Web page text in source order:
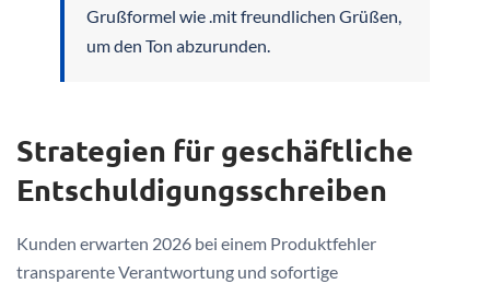
Grußformel wie .mit freundlichen Grüßen,
um den Ton abzurunden.
Strategien für geschäftliche
Entschuldigungsschreiben
Kunden erwarten 2026 bei einem Produktfehler
transparente Verantwortung und sofortige